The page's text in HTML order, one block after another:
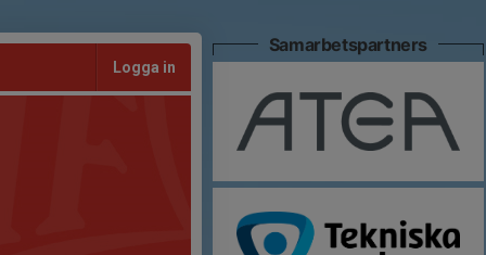
Logga in
Samarbetspartners